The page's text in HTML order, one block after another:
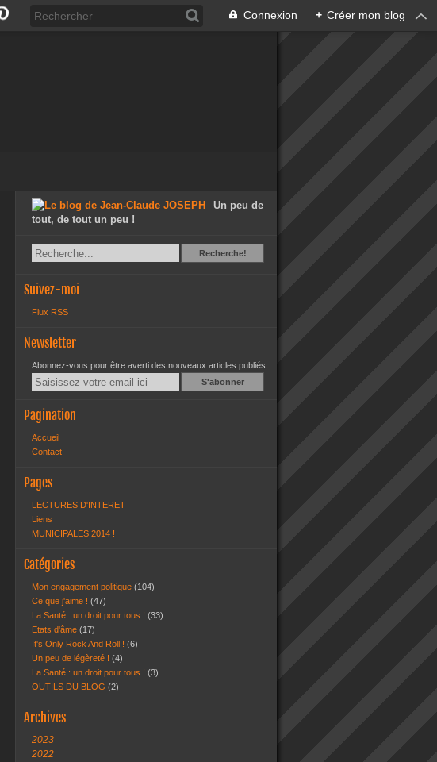
Connexion + Créer mon blog
Un peu de
tout, de tout un peu !
RechercheRecherche!
Suivez-moi
Flux RSS
Newsletter
Abonnez-vous pour être averti des nouveaux articles publiés.
Email
Pagination
Accueil
Contact
Pages
LECTURES D'INTERET
Liens
MUNICIPALES 2014 !
Catégories
Mon engagement politique (104)
Ce que j'aime ! (47)
La Santé : un droit pour tous ! (33)
Etats d'âme (17)
It's Only Rock And Roll ! (6)
Un peu de légèreté ! (4)
La Santé : un droit pour tous ! (3)
OUTILS DU BLOG (2)
Archives
2023
2022